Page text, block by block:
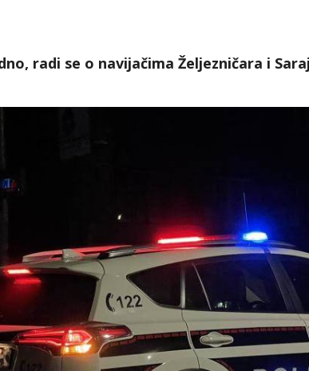
radi se o navijačima Željezničara i